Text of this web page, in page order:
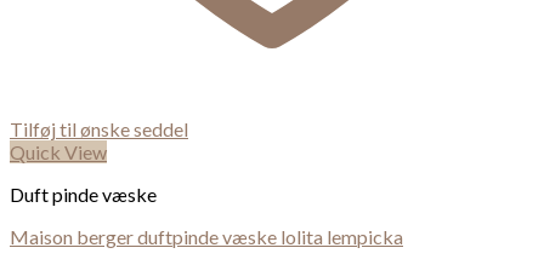
Tilføj til ønske seddel
Quick View
Duft pinde væske
Maison berger duftpinde væske lolita lempicka